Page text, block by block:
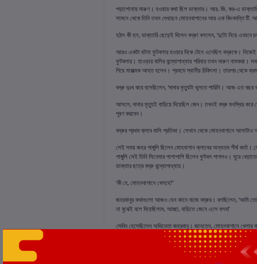
পড়াশোনায় দারুণ। হওয়ার কথা ছিল ডাক্তার। আর. জি. কর-এ
সামনে থেকে তিনি তখন দেখছেন মোহনবাগানের আর এক কিংবদন্তি
হঠাৎ কী হল, ডাক্তারি ছেড়েই দিলেন বদ্রু! বললেন, ‘দুটো নিয়ে
আরও একটা ঘটনা ফুটবলার হওয়ার দিকে টেনে এনেছিল বদ্রুকে। নিজেই
ফুটবলার। হাওড়ার বালির বন্দ্যোপাধ্যায় পরিবার তখন দারুণ নামকরা।
গিয়ে মারাত্মক আহত হলেন। প্রথমে স্থানীয় চিকিৎসা। তারপর থেকে
বদ্রু দুঃখ করে বলেছিলেন, ‘দাদার মৃত্যুটা ভুলতে পারিনি। আজ এত
আসলে, দাদার মৃত্যুই বাড়িয়ে দিয়েছিল জেদ। তখনই বদ্রু মনস্থির
পূরণ করবেন।
বদ্রুর প্রথম ক্লাব বালি প্রতিভা। সেখান থেকে মোহনবাগানে
সেই সময় জহর গাঙ্গুলি ছিলেন মোহবাগান ক্লাবের অন্যতম শীর্ষ কর্তা।
গাঙ্গুলি সেই তিনি সিনেমার পাশাপাশি ছিলেন ফুটবল পাগলও। ঘুরে
ডাক্তার ছাত্র বদ্রু বন্দ্যোপাধ্যায়।
‘কী হে, মোহনবাগানে খেলবে?’
জহরবাবুর কথাগুলো আজও যেন কানে বাজে বদ্রুর। বলছিলেন, ‘আমি
না বুঝেই বলে দিয়েছিলাম, আচ্ছা, বাড়িতে জেনে এসে বলব!’
সেদিন হেসেছিলেন অভিনেতা জহরবাবু। জানতেন, মোহনবাগানে খেলার
পরের দিন সেটাই ঘটল। বদ্রুর বাবা নিজে ছেলেকে নিয়ে হাজির